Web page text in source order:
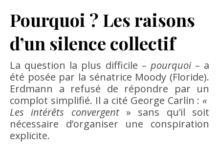
Pourquoi ? Les raisons
d’un silence collectif
La question la plus difficile – pourquoi– a
été posée par la sénatrice Moody (Floride).
Erdmann a refusé de répondre par un
complot simplifié. Il a cité George Carlin : «
Les intérêts convergent» sans qu’il soit
nécessaire d’organiser une conspiration
explicite.